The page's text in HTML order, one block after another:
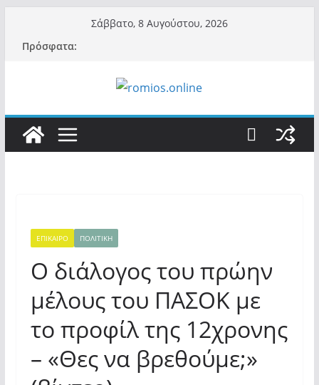
περιεχόμενο
Σάββατο, 8 Αυγούστου, 2026
Πρόσφατα:
ΕΠΙΚΑΙΡΟ ΠΟΛΙΤΙΚΗ
Ο διάλογος του πρώην
μέλους του ΠΑΣΟΚ με
το προφίλ της 12χρονης
– «Θες να βρεθούμε;»